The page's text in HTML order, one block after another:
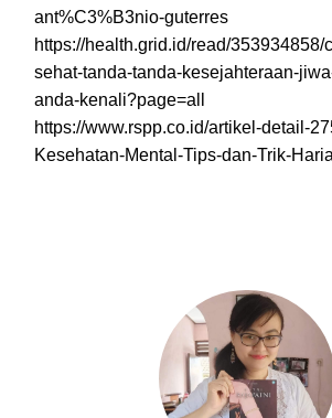
ant%C3%B3nio-guterres
https://health.grid.id/read/353934858/
sehat-tanda-tanda-kesejahteraan-
anda-kenali?page=all
https://www.rspp.co.id/artikel-detail-
Kesehatan-Mental-Tips-dan-Trik-